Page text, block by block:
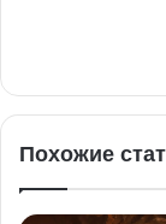
Похожие